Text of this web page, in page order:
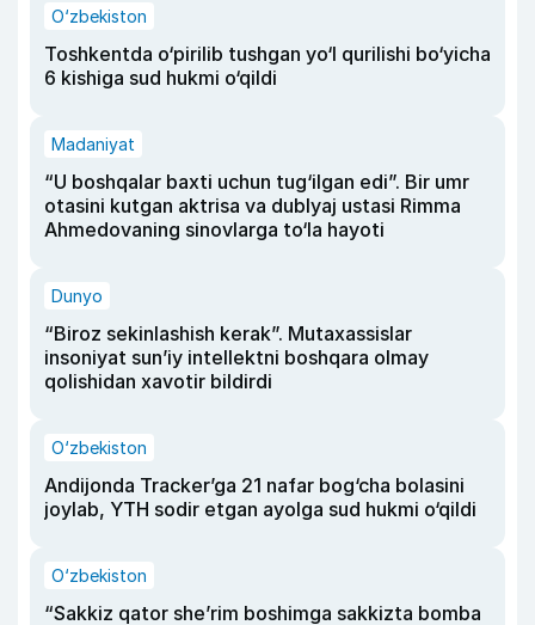
O‘zbekiston
Toshkentda o‘pirilib tushgan yo‘l qurilishi bo‘yicha
6 kishiga sud hukmi o‘qildi
Madaniyat
“U boshqalar baxti uchun tug‘ilgan edi”. Bir umr
otasini kutgan aktrisa va dublyaj ustasi Rimma
Ahmedovaning sinovlarga to‘la hayoti
Dunyo
“Biroz sekinlashish kerak”. Mutaxassislar
insoniyat sun’iy intellektni boshqara olmay
qolishidan xavotir bildirdi
O‘zbekiston
Andijonda Tracker’ga 21 nafar bog‘cha bolasini
joylab, YTH sodir etgan ayolga sud hukmi o‘qildi
O‘zbekiston
“Sakkiz qator she’rim boshimga sakkizta bomba